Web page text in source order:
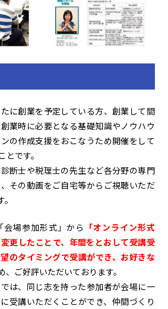
に創業を予定している方、創業して間
業時に必要となる基礎知識やノウハウ
の作成支援をおこなうため開催をして
です。
断士や税理士の先生など各分野の専門
その動画をご自宅等からご視聴いただ
場参加形式」から 「オンライン形式
変更したことで、年間をとおして受講受
のタイミングで受講ができ、お好きな
、ご好評いただいております。
は、同じ志を持った参加者が会場に一
受講いただくことができ、仲間づくり